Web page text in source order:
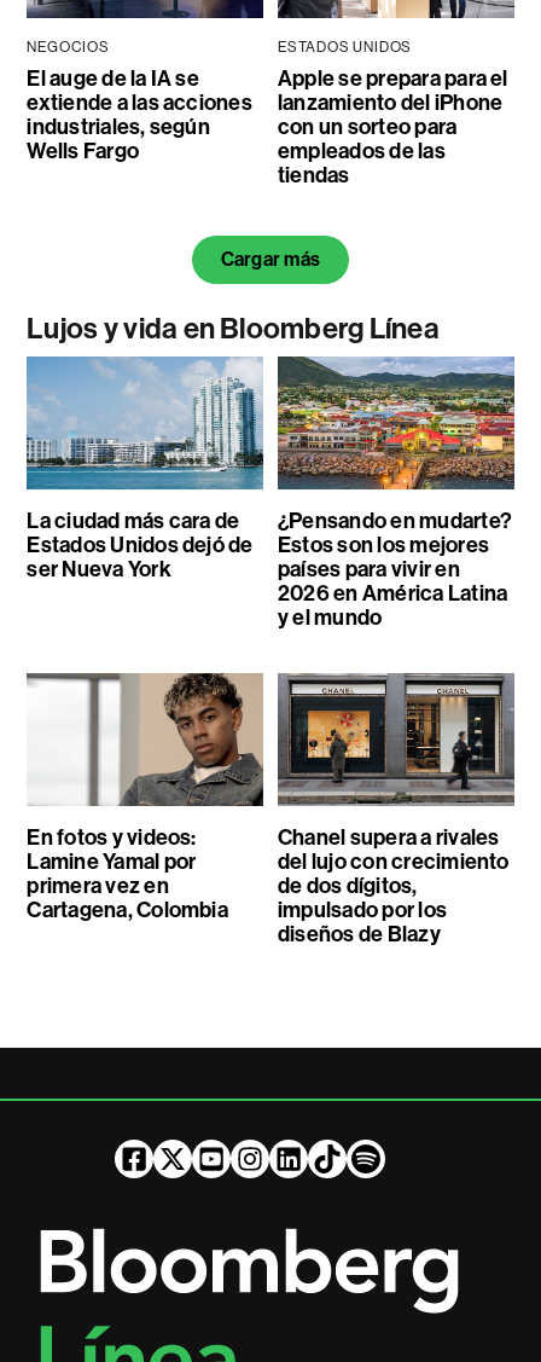
NEGOCIOS
El auge de la IA se
extiende a las acciones
industriales, según
Wells Fargo
ESTADOS UNIDOS
Apple se prepara para el
lanzamiento del iPhone
con un sorteo para
empleados de las
tiendas
Cargar más
Lujos y vida en Bloomberg Línea
La ciudad más cara de
Estados Unidos dejó de
ser Nueva York
¿Pensando en mudarte?
Estos son los mejores
países para vivir en
2026 en América Latina
y el mundo
En fotos y videos:
Lamine Yamal por
primera vez en
Cartagena, Colombia
Chanel supera a rivales
del lujo con crecimiento
de dos dígitos,
impulsado por los
diseños de Blazy